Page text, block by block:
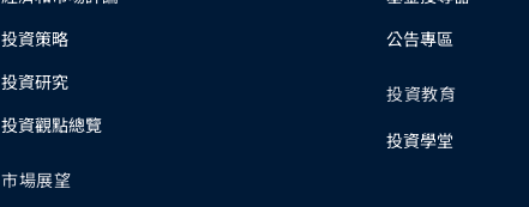
投資策略
投資研究
投資觀點總覽
市場展望
公告專區
投資教育
投資學堂